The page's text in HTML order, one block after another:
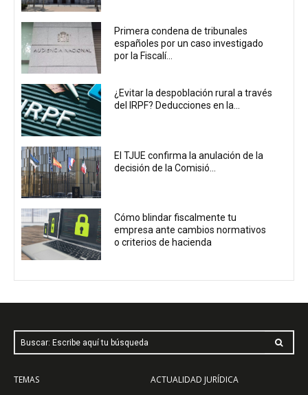
Primera condena de tribunales
españoles por un caso investigado
por la Fiscalí...
¿Evitar la despoblación rural a través
del IRPF? Deducciones en la...
El TJUE confirma la anulación de la
decisión de la Comisió...
Cómo blindar fiscalmente tu
empresa ante cambios normativos
o criterios de hacienda
Buscar: Escribe aquí tu búsqueda
TEMAS
ACTUALIDAD JURÍDICA